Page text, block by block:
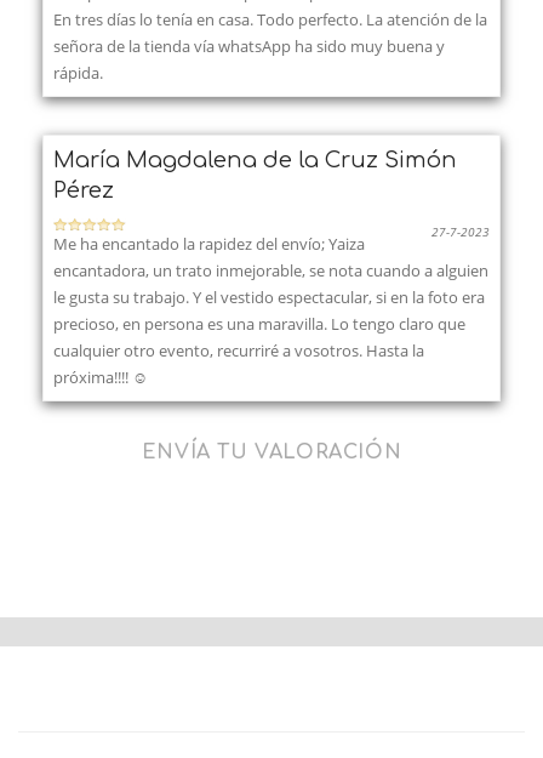
En tres días lo tenía en casa. Todo perfecto. La atención de la
señora de la tienda vía whatsApp ha sido muy buena y
rápida.
María Magdalena de la Cruz Simón
Pérez
27-7-2023
Me ha encantado la rapidez del envío; Yaiza
encantadora, un trato inmejorable, se nota cuando a alguien
le gusta su trabajo. Y el vestido espectacular, si en la foto era
precioso, en persona es una maravilla. Lo tengo claro que
cualquier otro evento, recurriré a vosotros. Hasta la
próxima!!!! ☺️
ENVÍA TU VALORACIÓN